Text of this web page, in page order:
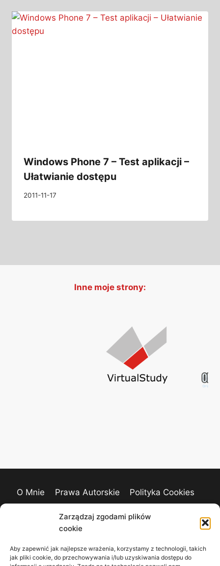
Zarządzaj zgodami plików
cookie
Aby zapewnić jak najlepsze wrażenia, korzystamy z technologii, takich
jak pliki cookie, do przechowywania i/lub uzyskiwania dostępu do
Windows Phone 7 – Test aplikacji –
Ułatwianie dostępu
2011-11-17
Inne moje strony:
O Mnie Prawa Autorskie
Polityka Cookies